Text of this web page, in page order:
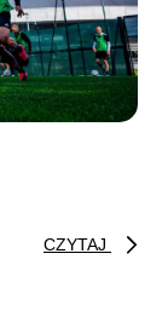
CZYTAJ